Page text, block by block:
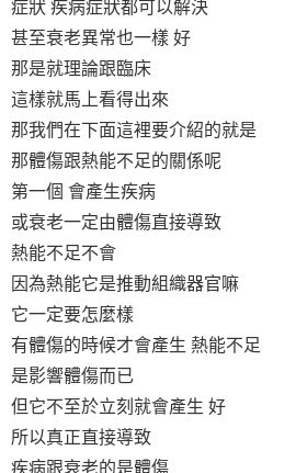
症狀 疾病症狀都可以解決
甚至衰老異常也一樣 好
那是就理論跟臨床
這樣就馬上看得出來
那我們在下面這裡要介紹的就是
那體傷跟熱能不足的關係呢
第一個 會產生疾病
或衰老一定由體傷直接導致
熱能不足不會
因為熱能它是推動組織器官嘛
它一定要怎麼樣
有體傷的時候才會產生 熱能不足
是影響體傷而已
但它不至於立刻就會產生 好
所以真正直接導致
疾病跟衰老的是體傷